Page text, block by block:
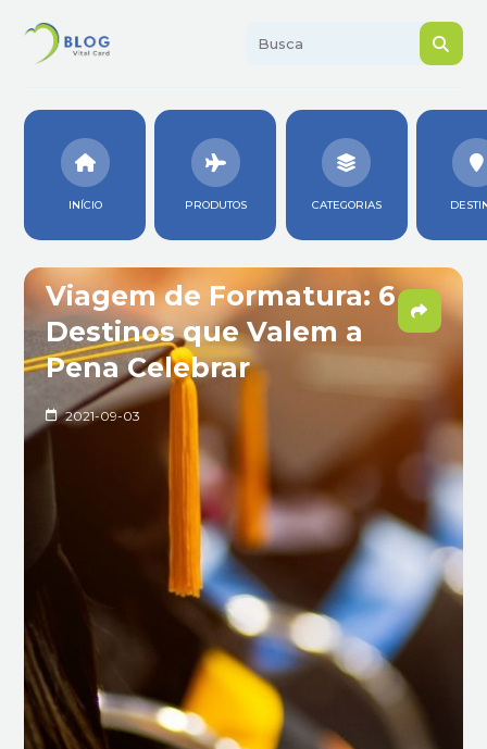
INÍCIO PRODUTOS CATEGORIAS
Viagem de Formatura: 6
Destinos que Valem a
Pena Celebrar
2021-09-03